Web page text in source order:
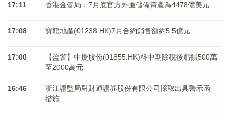
17:11 香港金管局：7月底官方外匯儲備資產為4478億美元
17:08 寶龍地產(01238.HK)7月合約銷售額約5.5億元
17:00
【盈警】中慶股份(01855.HK)料中期除稅後虧損500萬
至2000萬元
16:46
浙江證監局對財通證券股份有限公司採取出具警示函
措施